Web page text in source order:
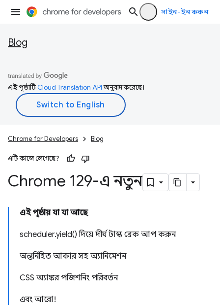
সাইন-ইন করুন
Blog
এই পৃষ্ঠাটিCloud Translation APIঅনুবাদ করেছে।
Chrome for Developers Blog
এটি কাজে লেগেছে?
Chrome 129-এ নতুন
এই পৃষ্ঠায় যা যা আছে
scheduler.yield() দিয়ে দীর্ঘ টাস্ক ব্রেক আপ করুন
অন্তর্নিহিত আকার সহ অ্যানিমেশন
CSS অ্যাঙ্কর পজিশনিং পরিবর্তন
এবং আরো!